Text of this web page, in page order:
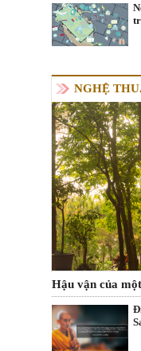
NGHỆ
Hậu vận của